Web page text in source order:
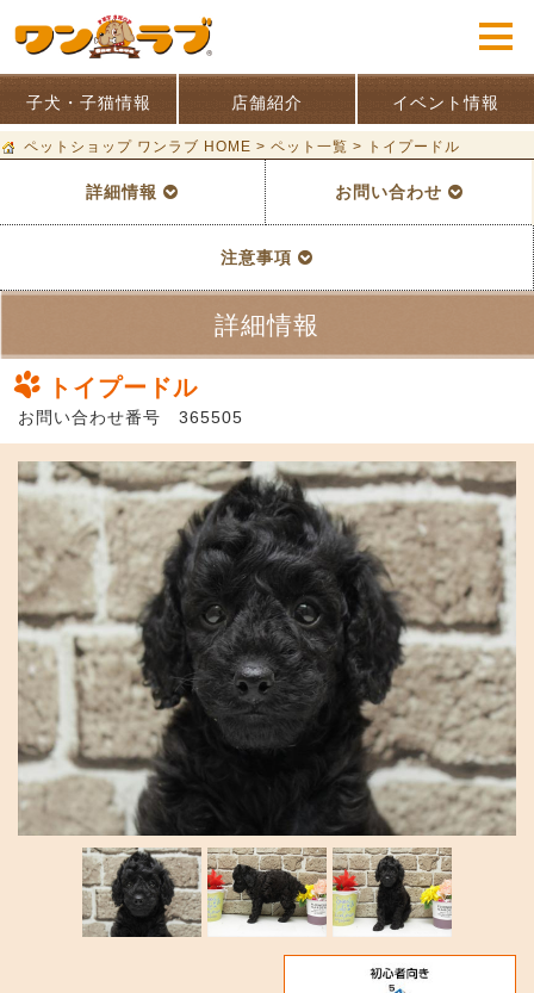
子犬・子猫情報 店舗紹介 イベント情報
ペットショップ ワンラブ HOME > ペット一覧 > トイプードル
詳細情報 お問い合わせ
注意事項
詳細情報
トイプードル
お問い合わせ番号 365505